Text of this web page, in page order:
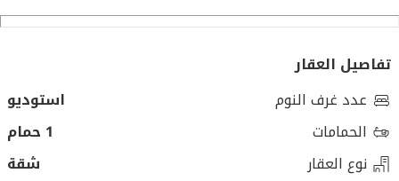
تفاصيل العقار
عدد غرف النوم
استوديو
الحمامات
1 حمام
نوع العقار
شقة